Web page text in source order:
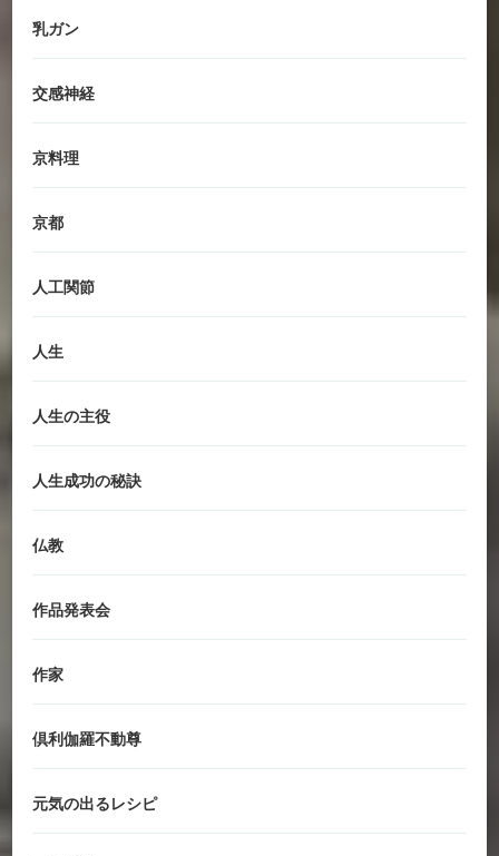
乳ガン
交感神経
京料理
京都
人工関節
人生
人生の主役
人生成功の秘訣
仏教
作品発表会
作家
倶利伽羅不動尊
元気の出るレシピ